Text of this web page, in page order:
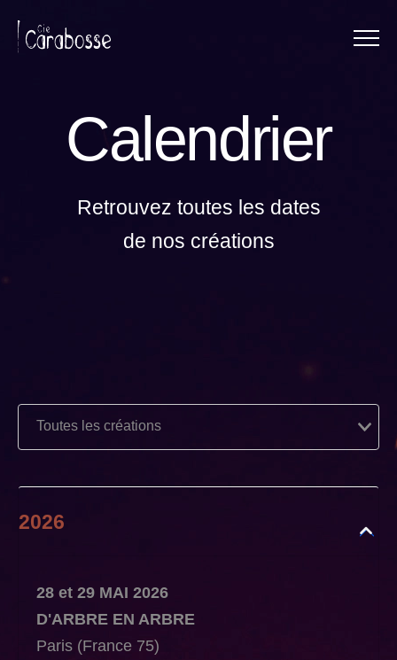
Calendrier
Retrouvez toutes les dates
de nos créations
2026
28 et 29 MAI 2026
D'ARBRE EN ARBRE
Paris (France 75)